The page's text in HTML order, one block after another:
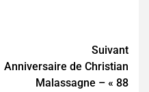
Suivant
Anniversaire de Christian
Malassagne – « 88